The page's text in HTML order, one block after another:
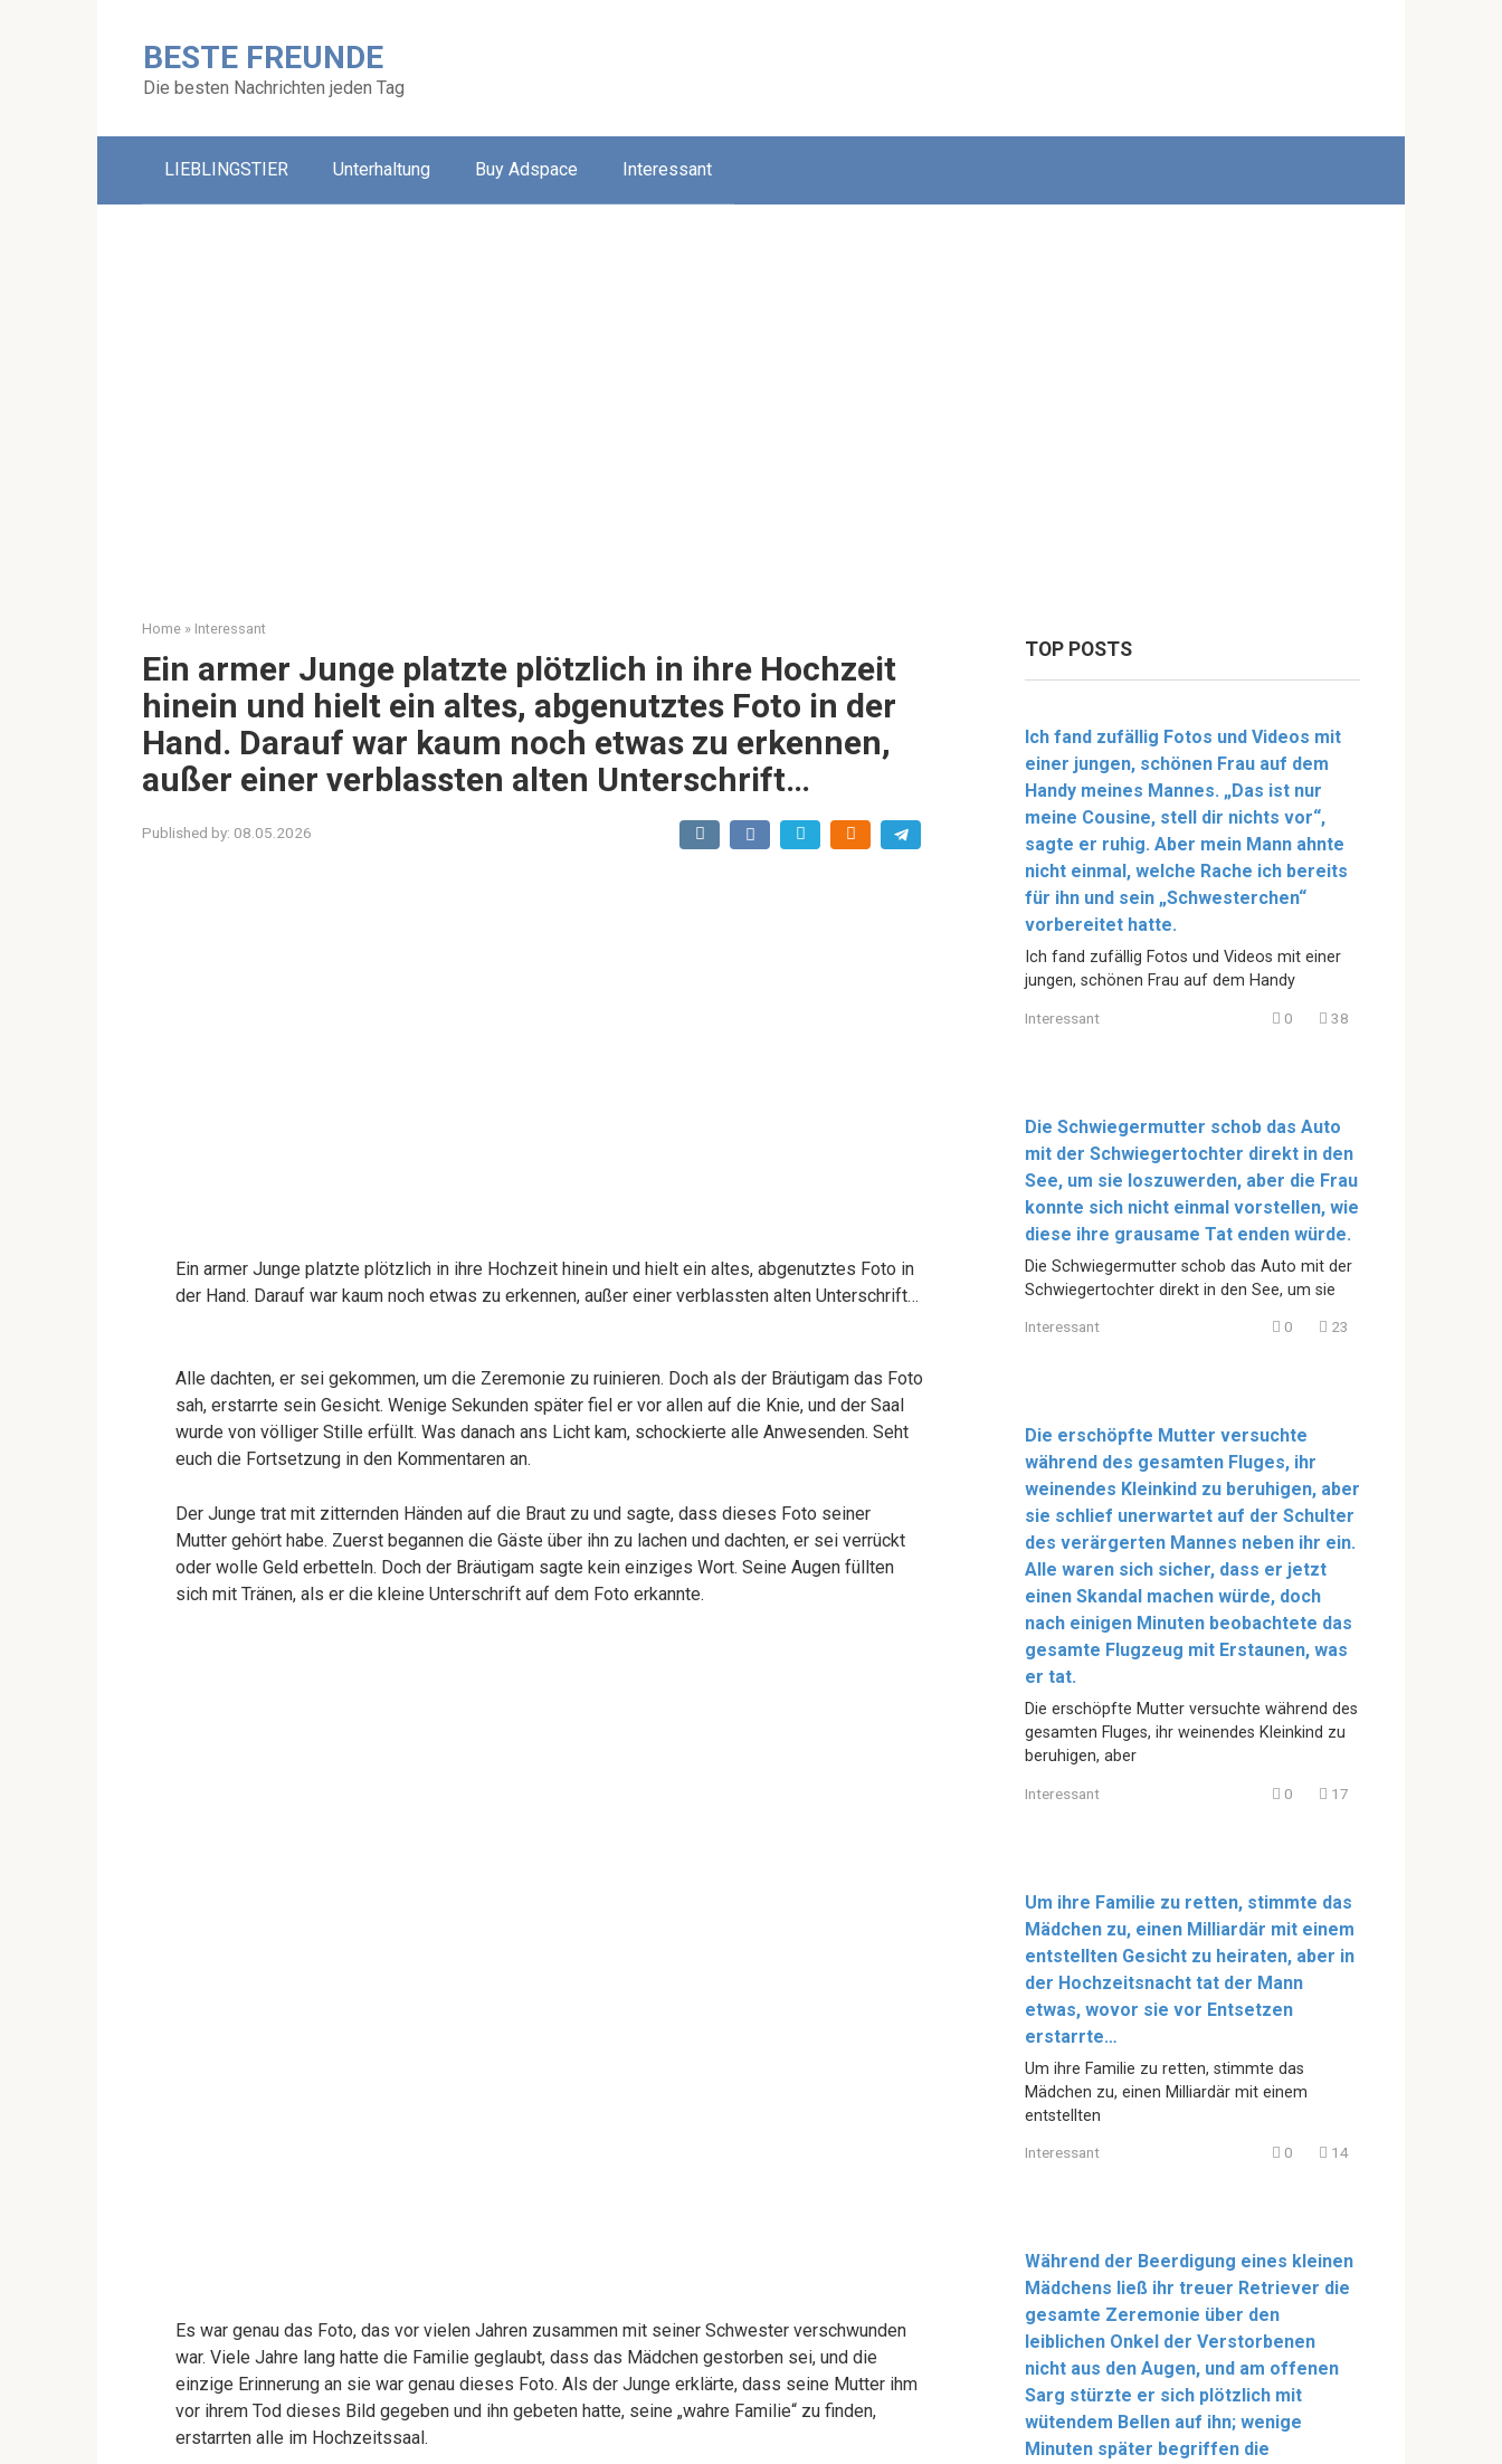
BESTE FREUNDE
Die besten Nachrichten jeden Tag
LIEBLINGSTIER Unterhaltung Buy Adspace Interessant
Home » Interessant
Ein armer Junge platzte plötzlich in ihre Hochzeit
hinein und hielt ein altes, abgenutztes Foto in der
Hand. Darauf war kaum noch etwas zu erkennen,
außer einer verblassten alten Unterschrift…
Published by: 08.05.2026
Ein armer Junge platzte plötzlich in ihre Hochzeit hinein und hielt ein altes, abgenutztes Foto in
der Hand. Darauf war kaum noch etwas zu erkennen, außer einer verblassten alten Unterschrift…
Alle dachten, er sei gekommen, um die Zeremonie zu ruinieren. Doch als der Bräutigam das Foto
sah, erstarrte sein Gesicht. Wenige Sekunden später fiel er vor allen auf die Knie, und der Saal
wurde von völliger Stille erfüllt. Was danach ans Licht kam, schockierte alle Anwesenden. Seht
euch die Fortsetzung in den Kommentaren an.
Der Junge trat mit zitternden Händen auf die Braut zu und sagte, dass dieses Foto seiner
Mutter gehört habe. Zuerst begannen die Gäste über ihn zu lachen und dachten, er sei verrückt
oder wolle Geld erbetteln. Doch der Bräutigam sagte kein einziges Wort. Seine Augen füllten
sich mit Tränen, als er die kleine Unterschrift auf dem Foto erkannte.
Es war genau das Foto, das vor vielen Jahren zusammen mit seiner Schwester verschwunden
war. Viele Jahre lang hatte die Familie geglaubt, dass das Mädchen gestorben sei, und die
einzige Erinnerung an sie war genau dieses Foto. Als der Junge erklärte, dass seine Mutter ihm
vor ihrem Tod dieses Bild gegeben und ihn gebeten hatte, seine „wahre Familie“ zu finden,
erstarrten alle im Hochzeitssaal.
TOP POSTS
Ich fand zufällig Fotos und Videos mit
einer jungen, schönen Frau auf dem
Handy meines Mannes. „Das ist nur
meine Cousine, stell dir nichts vor“,
sagte er ruhig. Aber mein Mann ahnte
nicht einmal, welche Rache ich bereits
für ihn und sein „Schwesterchen“
vorbereitet hatte.
Ich fand zufällig Fotos und Videos mit einer
jungen, schönen Frau auf dem Handy
Interessant 0 38
Die Schwiegermutter schob das Auto
mit der Schwiegertochter direkt in den
See, um sie loszuwerden, aber die Frau
konnte sich nicht einmal vorstellen, wie
diese ihre grausame Tat enden würde.
Die Schwiegermutter schob das Auto mit der
Schwiegertochter direkt in den See, um sie
Interessant 0 23
Die erschöpfte Mutter versuchte
während des gesamten Fluges, ihr
weinendes Kleinkind zu beruhigen, aber
sie schlief unerwartet auf der Schulter
des verärgerten Mannes neben ihr ein.
Alle waren sich sicher, dass er jetzt
einen Skandal machen würde, doch
nach einigen Minuten beobachtete das
gesamte Flugzeug mit Erstaunen, was
er tat.
Die erschöpfte Mutter versuchte während des
gesamten Fluges, ihr weinendes Kleinkind zu
beruhigen, aber
Interessant 0 17
Um ihre Familie zu retten, stimmte das
Mädchen zu, einen Milliardär mit einem
entstellten Gesicht zu heiraten, aber in
der Hochzeitsnacht tat der Mann
etwas, wovor sie vor Entsetzen
erstarrte…
Um ihre Familie zu retten, stimmte das
Mädchen zu, einen Milliardär mit einem
entstellten
Interessant 0 14
Während der Beerdigung eines kleinen
Mädchens ließ ihr treuer Retriever die
gesamte Zeremonie über den
leiblichen Onkel der Verstorbenen
nicht aus den Augen, und am offenen
Sarg stürzte er sich plötzlich mit
wütendem Bellen auf ihn; wenige
Minuten später begriffen die